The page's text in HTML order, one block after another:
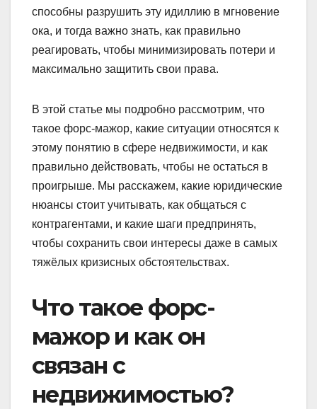
способны разрушить эту идиллию в мгновение
ока, и тогда важно знать, как правильно
реагировать, чтобы минимизировать потери и
максимально защитить свои права.
В этой статье мы подробно рассмотрим, что
такое форс-мажор, какие ситуации относятся к
этому понятию в сфере недвижимости, и как
правильно действовать, чтобы не остаться в
проигрыше. Мы расскажем, какие юридические
нюансы стоит учитывать, как общаться с
контрагентами, и какие шаги предпринять,
чтобы сохранить свои интересы даже в самых
тяжёлых кризисных обстоятельствах.
Что такое форс-
мажор и как он
связан с
недвижимостью?